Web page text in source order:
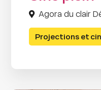
Agora du clair
Projections et